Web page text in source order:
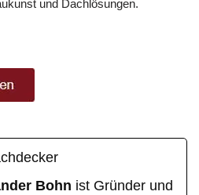
und Dachlösungen.
Bohn ist Gründer und